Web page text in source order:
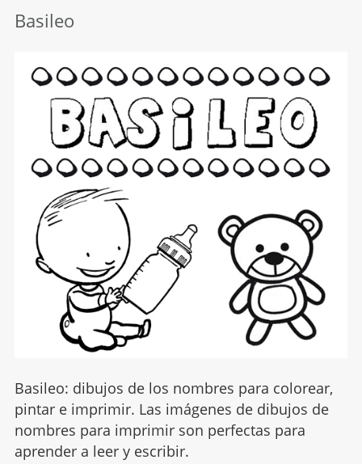
Basileo
Basileo: dibujos de los nombres para colorear,
pintar e imprimir. Las imágenes de dibujos de
nombres para imprimir son perfectas para
aprender a leer y escribir.